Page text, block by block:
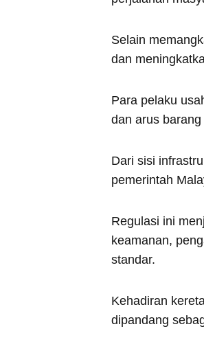
Selain
dan
Para pelaku
dan arus
Dari sisi
pemerintah
Regulasi ini
keamanan,
standar.
Kehadiran
dipandang